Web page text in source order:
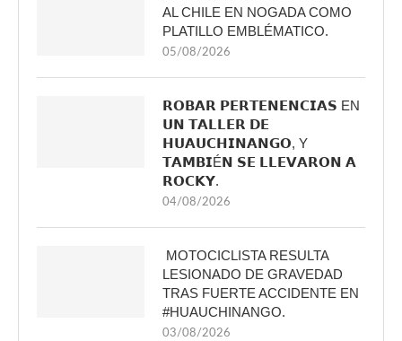
AL CHILE EN NOGADA COMO
PLATILLO EMBLÉMATICO.
05/08/2026
𝗥𝗢𝗕𝗔𝗥 𝗣𝗘𝗥𝗧𝗘𝗡𝗘𝗡𝗖𝗜𝗔𝗦 EN
𝗨𝗡 𝗧𝗔𝗟𝗟𝗘𝗥 𝗗𝗘
𝗛𝗨𝗔𝗨𝗖𝗛𝗜𝗡𝗔𝗡𝗚𝗢, Y
𝗧𝗔𝗠𝗕𝗜É𝗡 𝗦𝗘 𝗟𝗟𝗘𝗩𝗔𝗥𝗢𝗡 𝗔
𝗥𝗢𝗖𝗞𝗬.
04/08/2026
MOTOCICLISTA RESULTA
LESIONADO DE GRAVEDAD
TRAS FUERTE ACCIDENTE EN
#HUAUCHINANGO.
03/08/2026